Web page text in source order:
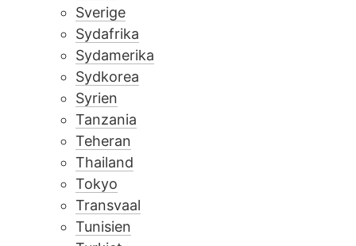
Sverige
Sydafrika
Sydamerika
Sydkorea
Syrien
Tanzania
Teheran
Thailand
Tokyo
Transvaal
Tunisien